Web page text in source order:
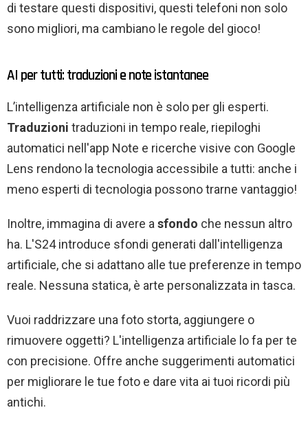
di testare questi dispositivi, questi telefoni non solo
sono migliori, ma cambiano le regole del gioco!
AI per tutti: traduzioni e note istantanee
L’intelligenza artificiale non è solo per gli esperti.
Traduzioni traduzioni in tempo reale, riepiloghi
automatici nell'app Note e ricerche visive con Google
Lens rendono la tecnologia accessibile a tutti: anche i
meno esperti di tecnologia possono trarne vantaggio!
Inoltre, immagina di avere a sfondo che nessun altro
ha. L'S24 introduce sfondi generati dall'intelligenza
artificiale, che si adattano alle tue preferenze in tempo
reale. Nessuna statica, è arte personalizzata in tasca.
Vuoi raddrizzare una foto storta, aggiungere o
rimuovere oggetti? L'intelligenza artificiale lo fa per te
con precisione. Offre anche suggerimenti automatici
per migliorare le tue foto e dare vita ai tuoi ricordi più
antichi.